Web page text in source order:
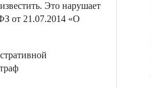
Это нарушает
от 21.07.2014 «О